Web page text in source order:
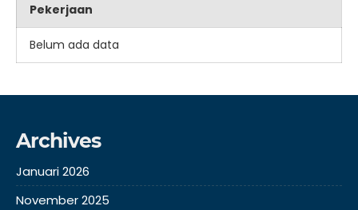
Pekerjaan
Belum ada data
Archives
Januari 2026
November 2025